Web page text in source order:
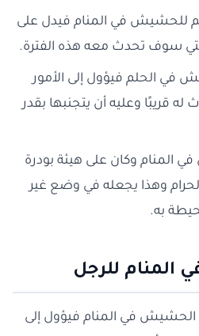
للحشيش في المنام فيدل على
سوف تحدث معه هذه الفترة.
في الحلم فيؤول إلى الأمور
قريبًا وعليه أن يتجنبها بقدر
المنام وكان على هيئة بودرة
وهذا يجعله في وضع غير
به.
المنام للرجل
الحشيش في المنام فيؤول إلى